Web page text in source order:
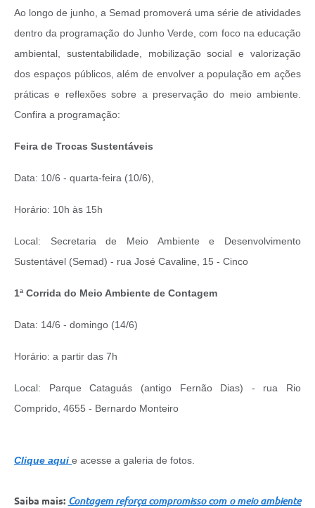
Ao longo de junho, a Semad promoverá uma série de atividades
dentro da programação do Junho Verde, com foco na educação
ambiental, sustentabilidade, mobilização social e valorização
dos espaços públicos, além de envolver a população em ações
práticas e reflexões sobre a preservação do meio ambiente.
Confira a programação:
Feira de Trocas Sustentáveis
Data: 10/6 - quarta-feira (10/6),
Horário: 10h às 15h
Local: Secretaria de Meio Ambiente e Desenvolvimento
Sustentável (Semad) - rua José Cavaline, 15 - Cinco
1ª Corrida do Meio Ambiente de Contagem
Data: 14/6 - domingo (14/6)
Horário: a partir das 7h
Local: Parque Cataguás (antigo Fernão Dias) - rua Rio
Comprido, 4655 - Bernardo Monteiro
Clique aqui e acesse a galeria de fotos.
Saiba mais: Contagem reforça compromisso com o meio ambiente